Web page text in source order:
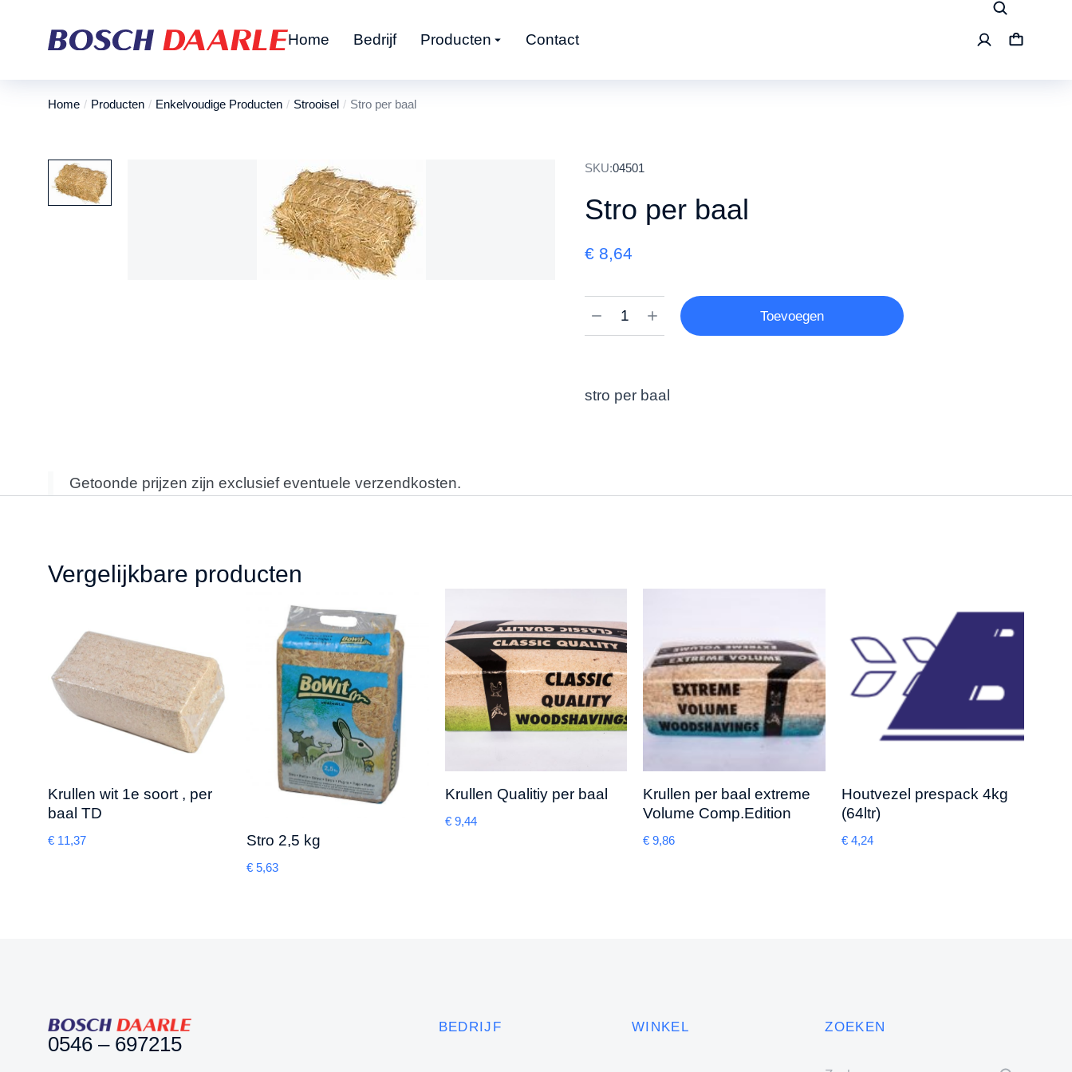
Home Bedrijf Producten Contact
Je bent hier:
Home Producten Enkelvoudige Producten Strooisel Stro per baal
SKU:04501
Stro per baal
€ 8,64
Toevoegen
stro per baal
Getoonde prijzen zijn exclusief eventuele verzendkosten.
Vergelijkbare producten
Krullen wit 1e soort , per
baal TD
€ 11,37 Stro 2,5 kg
€5,63
Krullen Qualitiy per baal
€9,44
Krullen per baal extreme
Volume Comp.Edition
€ 9,86
Houtvezel prespack 4kg
(64ltr)
€ 4,24
0546 – 697215
BEDRIJF WINKEL ZOEKEN